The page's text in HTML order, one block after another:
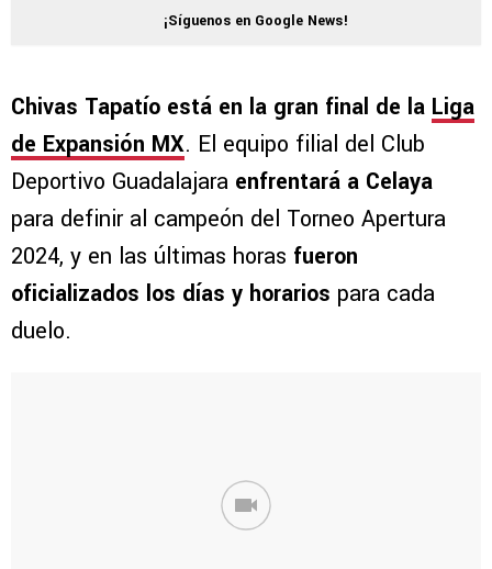
¡Síguenos en Google News!
Chivas Tapatío está en la gran final de la Liga
de Expansión MX. El equipo filial del Club
Deportivo Guadalajara enfrentará a Celaya
para definir al campeón del Torneo Apertura
2024, y en las últimas horas fueron
oficializados los días y horarios para cada
duelo.